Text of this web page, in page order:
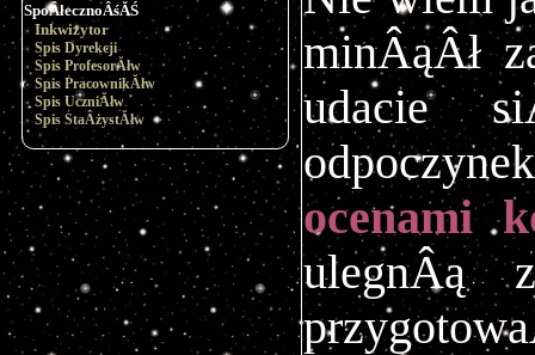
SpoÂłecznoÂśĂŚ
Inkwizytor
Spis Dyrekcji
Spis ProfesorĂłw
Spis PracownikĂłw
Spis UczniĂłw
Spis StaÂżystĂłw
minÂąÂł
udacie
ocenami
ulegnÂą